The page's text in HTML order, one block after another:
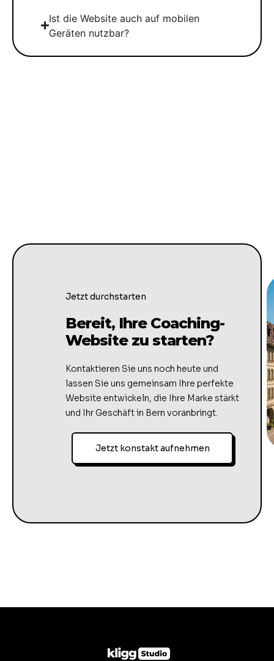
Ist die Website auch auf mobilen
Geräten nutzbar?
Jetzt durchstarten
Bereit, Ihre Coaching-
Website zu starten?
Kontaktieren Sie uns noch heute und
lassen Sie uns gemeinsam Ihre perfekte
Website entwickeln, die Ihre Marke stärkt
und Ihr Geschäft in Bern voranbringt.
Jetzt konstakt aufnehmen